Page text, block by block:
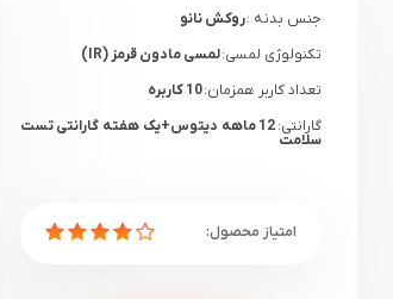
جنس بدنه :روکش نانو
تکنولوژی لمسی:لمسی مادون قرمز (IR)
تعداد کاربر همزمان:
گارانتی:
12 ماهه دیتوس+یک هفته گارانتی تست
سلامت